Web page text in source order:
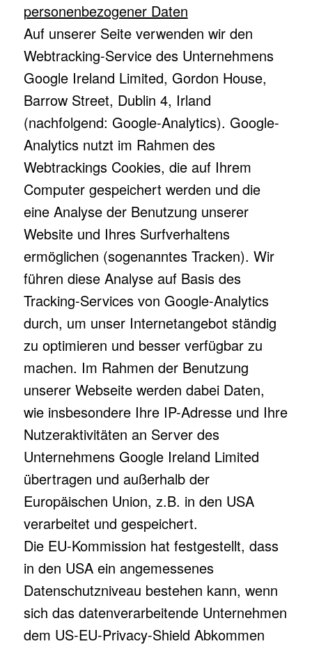
personenbezogener Daten
Auf unserer Seite verwenden wir den
Webtracking-Service des Unternehmens
Google Ireland Limited, Gordon House,
Barrow Street, Dublin 4, Irland
(nachfolgend: Google-Analytics). Google-
Analytics nutzt im Rahmen des
Webtrackings Cookies, die auf Ihrem
Computer gespeichert werden und die
eine Analyse der Benutzung unserer
Website und Ihres Surfverhaltens
ermöglichen (sogenanntes Tracken). Wir
führen diese Analyse auf Basis des
Tracking-Services von Google-Analytics
durch, um unser Internetangebot ständig
zu optimieren und besser verfügbar zu
machen. Im Rahmen der Benutzung
unserer Webseite werden dabei Daten,
wie insbesondere Ihre IP-Adresse und Ihre
Nutzeraktivitäten an Server des
Unternehmens Google Ireland Limited
übertragen und außerhalb der
Europäischen Union, z.B. in den USA
verarbeitet und gespeichert.
Die EU-Kommission hat festgestellt, dass
in den USA ein angemessenes
Datenschutzniveau bestehen kann, wenn
sich das datenverarbeitende Unternehmen
dem US-EU-Privacy-Shield Abkommen